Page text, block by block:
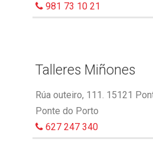
981 73 10 21
Talleres Miñones
Rúa outeiro, 111. 15121
Ponte do Porto
627 247 340